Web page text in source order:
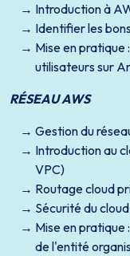
Introduction à
Identifier les
Mise en
utilisateurs sur
RÉSEAU AWS
Gestion du
Introduction au
VPC)
Routage cloud
Sécurité du
Mise en pratique
de l'entité